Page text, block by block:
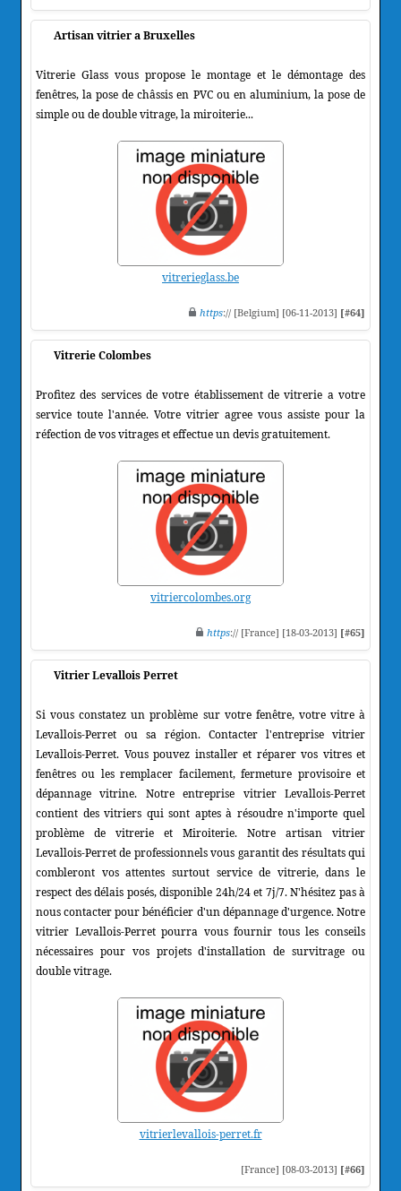
Artisan vitrier a Bruxelles
Vitrerie Glass vous propose le montage et le démontage des
fenêtres, la pose de châssis en PVC ou en aluminium, la pose de
simple ou de double vitrage, la miroiterie...
vitrerieglass.be
https:// [Belgium] [06-11-2013] [#64]
Vitrerie Colombes
Profitez des services de votre établissement de vitrerie a votre
service toute l'année. Votre vitrier agree vous assiste pour la
réfection de vos vitrages et effectue un devis gratuitement.
vitriercolombes.org
https:// [France] [18-03-2013] [#65]
Vitrier Levallois Perret
Si vous constatez un problème sur votre fenêtre, votre vitre à
Levallois-Perret ou sa région. Contacter l'entreprise vitrier
Levallois-Perret. Vous pouvez installer et réparer vos vitres et
fenêtres ou les remplacer facilement, fermeture provisoire et
dépannage vitrine. Notre entreprise vitrier Levallois-Perret
contient des vitriers qui sont aptes à résoudre n'importe quel
problème de vitrerie et Miroiterie. Notre artisan vitrier
Levallois-Perret de professionnels vous garantit des résultats qui
combleront vos attentes surtout service de vitrerie, dans le
respect des délais posés, disponible 24h/24 et 7j/7. N'hésitez pas à
nous contacter pour bénéficier d'un dépannage d'urgence. Notre
vitrier Levallois-Perret pourra vous fournir tous les conseils
nécessaires pour vos projets d'installation de survitrage ou
double vitrage.
vitrierlevallois-perret.fr
[France] [08-03-2013] [#66]